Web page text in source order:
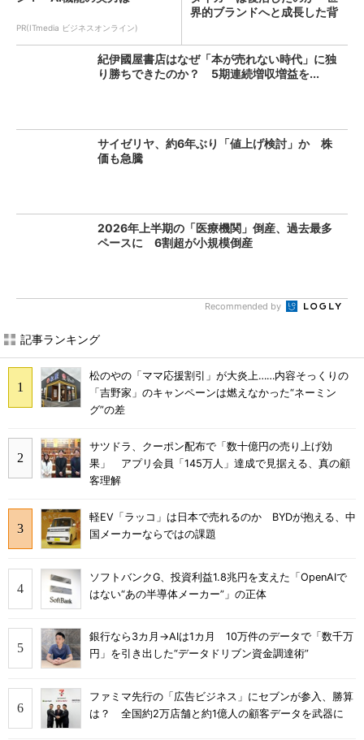
PR(ITmedia ビジネスオンライン)
界的ブランドへと成長した背
紀伊國屋書店はなぜ「本が売れない時代」に独
り勝ちできたのか？ 5期連続増収増益を...
サイゼリヤ、約6年ぶり「値上げ検討」か 株
価も急騰
2026年上半期の「医療機関」倒産、過去最多
ペースに 6割超が小規模倒産
Recommended by
記事ランキング
松のやの「ママ応援割引」が大炎上……内容そっくりの
「吉野家」のキャンペーンは燃えなかった“ネーミン
グ”の差
サツドラ、クーポン配布で「数十億円の売り上げ効
果」 アプリ会員「145万人」達成で見据える、真の顧
客理解
軽EV「ラッコ」は日本で売れるのか BYDが抱える、中
国メーカーならではの課題
ソフトバンクG、投資利益1.8兆円を支えた「OpenAIで
はない“あの半導体メーカー”」の正体
銀行なら3カ月→AIは1カ月 10万件のデータで「数千万
円」を引き出した“データドリブン資金調達術”
ファミマ先行の「広告ビジネス」にセブンが参入、勝算
は？ 全国約2万店舗と約1億人の顧客データを武器に